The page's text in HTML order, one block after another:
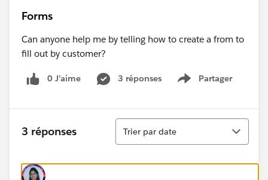
Forms
Can anyone help me by telling how to create a from to
fill out by customer?
0 J’aime 3 réponses Partager
Show menu
3 réponses
Tri
Trier par date